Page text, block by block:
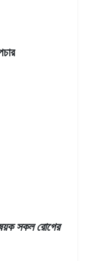
সকল রোগের